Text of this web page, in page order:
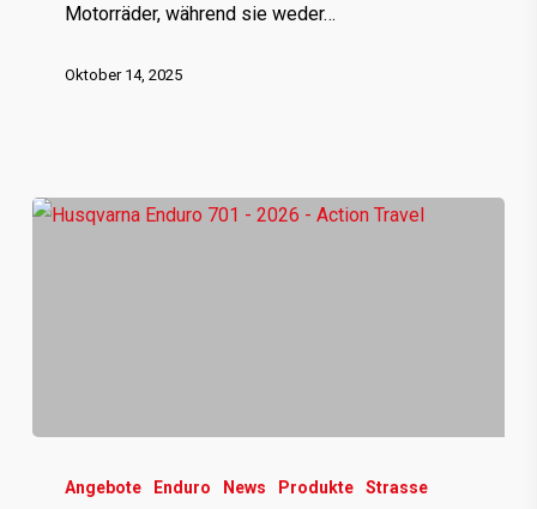
Motorräder, während sie weder…
Oktober 14, 2025
NeueAngebote Enduro News Produkte Strasse